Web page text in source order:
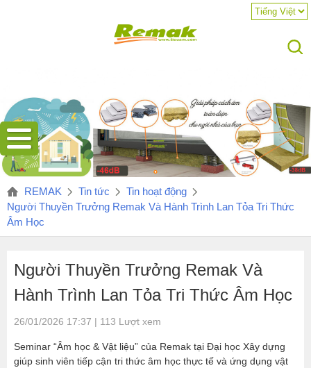
REMAK Tin tức
Tin hoạt động
Người Thuyền Trưởng Remak Và Hành Trình Lan Tỏa Tri Thức
Âm Học
Người Thuyền Trưởng Remak Và
Hành Trình Lan Tỏa Tri Thức Âm Học
26/01/2026 17:37 | 113 Lượt xem
Seminar “Âm học & Vật liệu” của Remak tại Đại học Xây dựng
giúp sinh viên tiếp cận tri thức âm học thực tế và ứng dụng vật
Vừa
qua, tại
Khoa
Vật
liệu
–
Trường
học
Xây
dựng